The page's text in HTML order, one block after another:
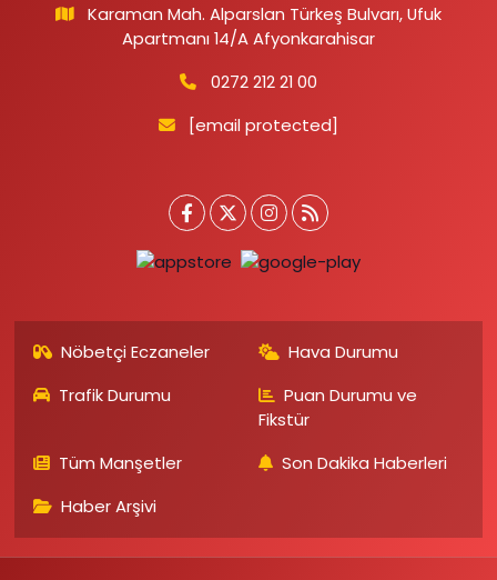
Karaman Mah. Alparslan Türkeş Bulvarı, Ufuk
Apartmanı 14/A Afyonkarahisar
0272 212 21 00
[email protected]
Nöbetçi Eczaneler
Hava Durumu
Trafik Durumu
Puan Durumu ve
Fikstür
Tüm Manşetler
Son Dakika Haberleri
Haber Arşivi